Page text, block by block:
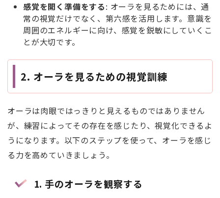
感覚を開く準備をする: オーラを見るためには、通
常の視覚だけでなく、第六感を活用します。意識を
周囲のエネルギーに向け、感覚を鋭敏にしていくこ
とが大切です。
2. オーラを見るための視覚訓練
オーラは肉眼ではっきりと見えるものではありません
が、練習によってその存在を感じたり、視覚化できるよ
うになります。以下のステップを使って、オーラを感じ
る力を高めていきましょう。
1. 手のオーラを観察する